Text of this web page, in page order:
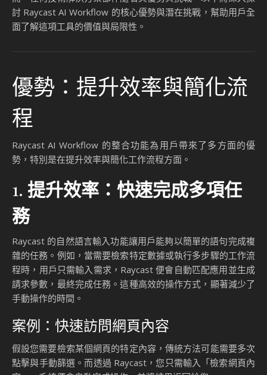
Raycast AI Workflow
的優勢與挑戰
在數位化與人工智慧技術持續進步的背景下，Raycast 與
Dify.AI 的整合為用戶提供了前所未有的效率提升與靈活性。然
而，任何技術解決方案都伴隨著其優勢與挑戰。以下將深入探
討 Raycast AI Workflow 的核心優勢與潛在挑戰，幫助用戶全
面了解這項工具的價值與局限性。
優勢：提升效率與簡化流
程